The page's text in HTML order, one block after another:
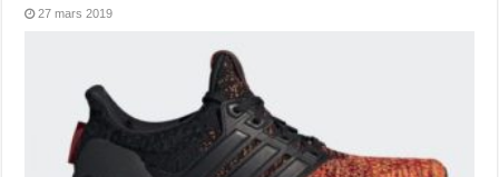
27 mars 2019